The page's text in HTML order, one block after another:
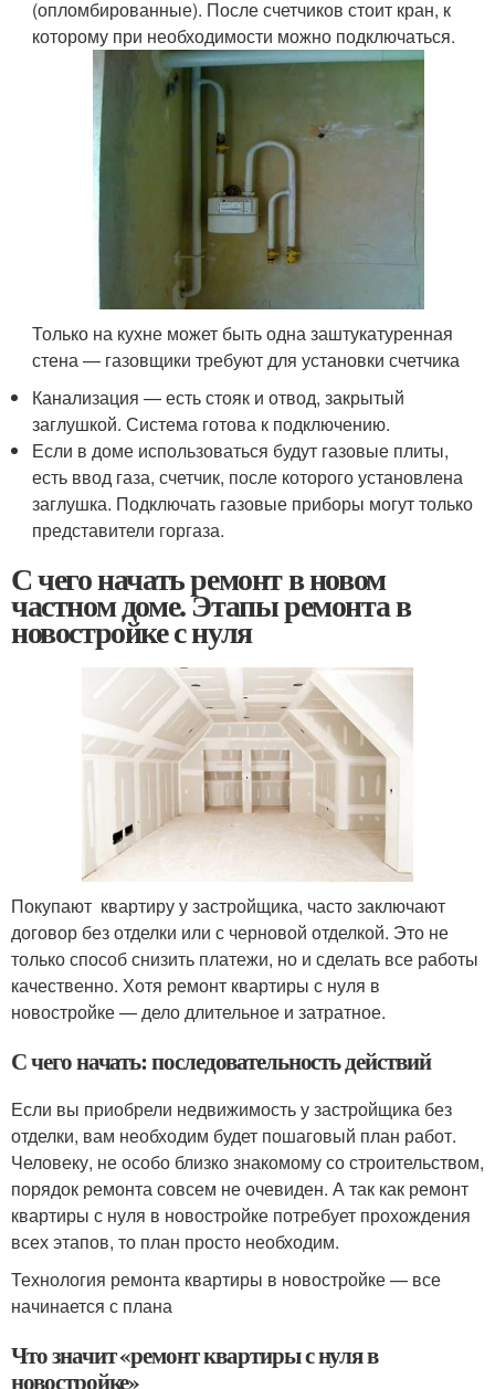
(опломбированные). После счетчиков стоит кран, к
которому при необходимости можно подключаться.
Только на кухне может быть одна заштукатуренная
стена — газовщики требуют для установки счетчика
Канализация — есть стояк и отвод, закрытый
заглушкой. Система готова к подключению.
Если в доме использоваться будут газовые плиты,
есть ввод газа, счетчик, после которого установлена
заглушка. Подключать газовые приборы могут только
представители горгаза.
С чего начать ремонт в новом
частном доме. Этапы ремонта в
новостройке с нуля
Покупают квартиру у застройщика, часто заключают
договор без отделки или с черновой отделкой. Это не
только способ снизить платежи, но и сделать все работы
качественно. Хотя ремонт квартиры с нуля в
новостройке — дело длительное и затратное.
С чего начать: последовательность действий
Если вы приобрели недвижимость у застройщика без
отделки, вам необходим будет пошаговый план работ.
Человеку, не особо близко знакомому со строительством,
порядок ремонта совсем не очевиден. А так как ремонт
квартиры с нуля в новостройке потребует прохождения
всех этапов, то план просто необходим.
Технология ремонта квартиры в новостройке — все
начинается с плана
Что значит «ремонт квартиры с нуля в
новостройке»